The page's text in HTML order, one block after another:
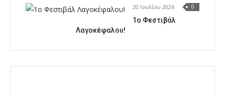
20 Ιουλίου 2026 0
1o Φεστιβάλ
Λαγοκέφαλου!